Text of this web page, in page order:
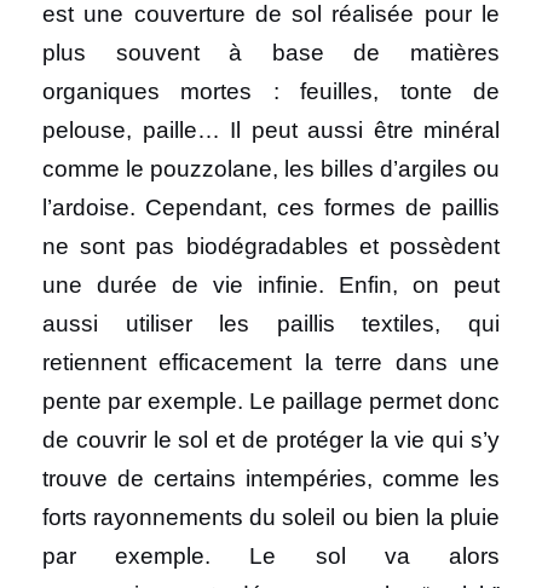
est une couverture de sol réalisée pour le
plus souvent à base de matières
organiques mortes : feuilles, tonte de
pelouse, paille… Il peut aussi être minéral
comme le pouzzolane, les billes d’argiles ou
l’ardoise. Cependant, ces formes de paillis
ne sont pas biodégradables et possèdent
une durée de vie infinie. Enfin, on peut
aussi utiliser les paillis textiles, qui
retiennent efficacement la terre dans une
pente par exemple. Le paillage permet donc
de couvrir le sol et de protéger la vie qui s’y
trouve de certains intempéries, comme les
forts rayonnements du soleil ou bien la pluie
par exemple. Le sol va alors